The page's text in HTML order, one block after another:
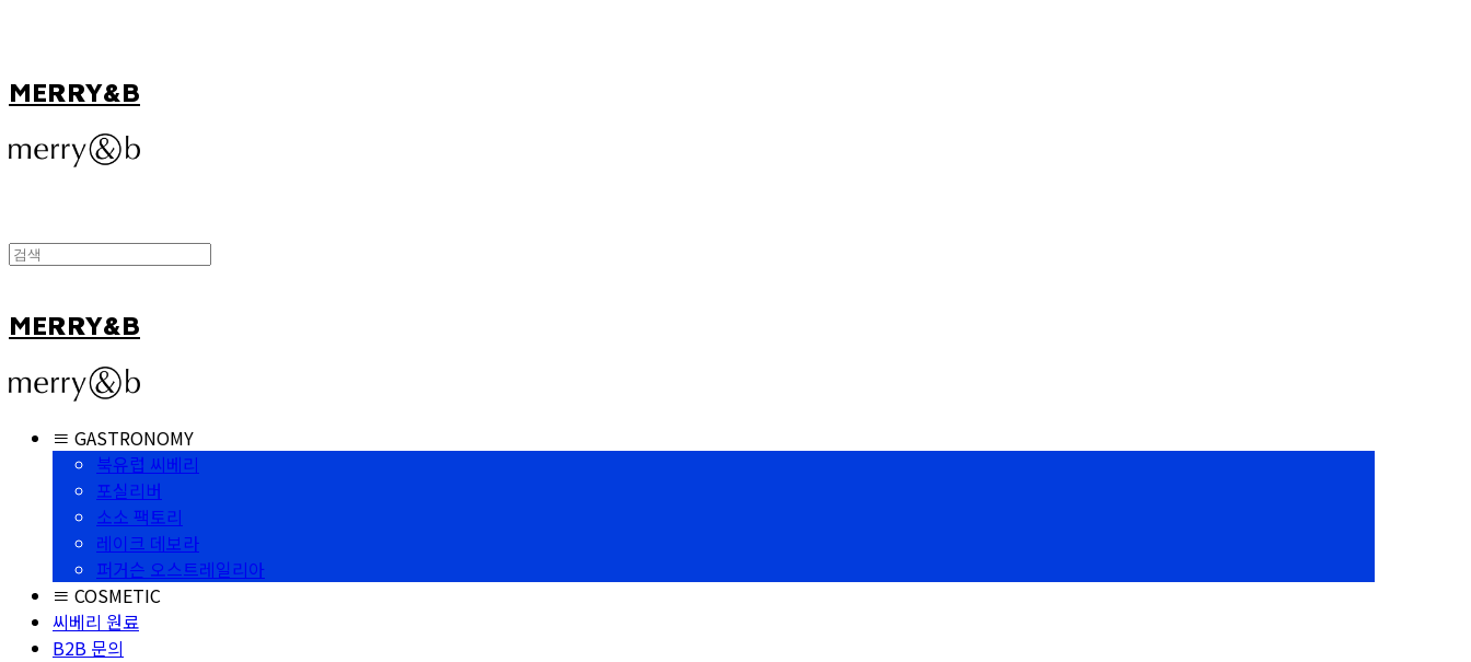
MERRY&B
MERRY&B
≡ GASTRONOMY
북유럽 씨베리
포실리버
소소 팩토리
레이크 데보라
퍼거슨 오스트레일리아
≡ COSMETIC
씨베리 원료
B2B 문의